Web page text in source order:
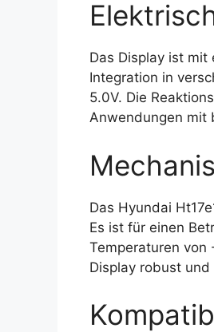
Das Display ist
Integration in
5.0V. Die
Anwendungen mit
Das Hyundai
Es ist für einen
Temperaturen von
Display robust